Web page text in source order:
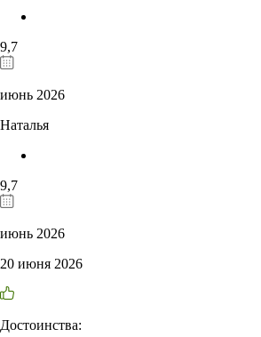
9,7
июнь 2026
Наталья
9,7
июнь 2026
20 июня 2026
Достоинства: